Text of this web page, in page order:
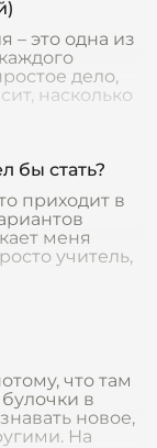
это одна из
дело,
насколько
бы стать?
приходит в
меня
учитель,
что там
в
новое,
На